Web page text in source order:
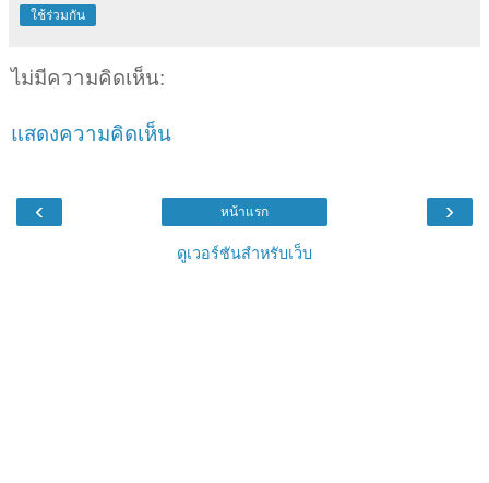
ใช้ร่วมกัน
ไม่มีความคิดเห็น:
แสดงความคิดเห็น
‹ ›
หน้าแรก
ดูเวอร์ชันสำหรับเว็บ